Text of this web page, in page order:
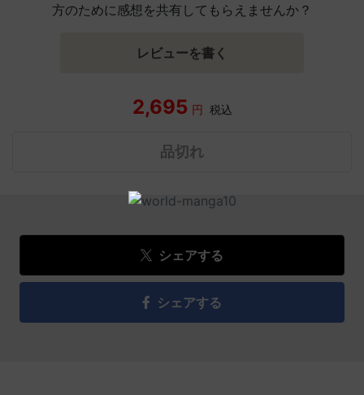
方のために感想を共有してもらえませんか？
レビューを書く
2,695 円 税込
品切れ
シェアする
シェアする